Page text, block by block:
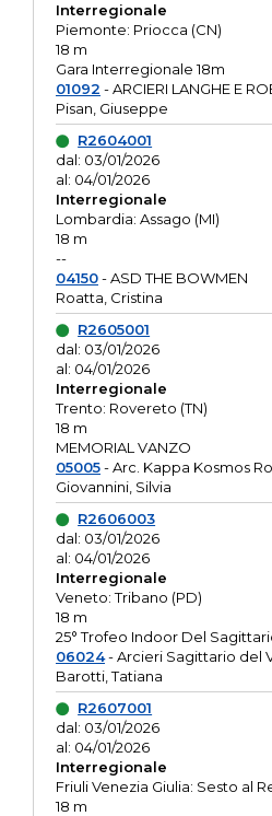
Interregionale
Piemonte: Priocca (CN)
18 m
Gara Interregionale 18m
01092 - ARCIERI LANGHE E
Pisan, Giuseppe
R2604001
dal: 03/01/2026
al: 04/01/2026
Interregionale
Lombardia: Assago (MI)
18 m
--
04150- ASD THE BOWMEN
Roatta, Cristina
R2605001
dal: 03/01/2026
al: 04/01/2026
Interregionale
Trento: Rovereto (TN)
18 m
MEMORIAL VANZO
05005- Arc. Kappa Kosmos
Giovannini, Silvia
R2606003
dal: 03/01/2026
al: 04/01/2026
Interregionale
Veneto: Tribano (PD)
18 m
25° Trofeo Indoor Del
06024- Arcieri Sagittario del
Barotti, Tatiana
R2607001
dal: 03/01/2026
al: 04/01/2026
Interregionale
Friuli Venezia Giulia: Sesto al
18 m